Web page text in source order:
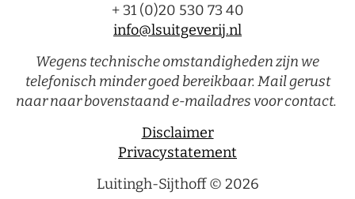
+ 31 (0)20 530 73 40
info@lsuitgeverij.nl
Wegens technische omstandigheden zijn we
telefonisch minder goed bereikbaar. Mail gerust
naar naar bovenstaand e-mailadres voor contact.
Disclaimer
Privacystatement
Luitingh-Sijthoff © 2026